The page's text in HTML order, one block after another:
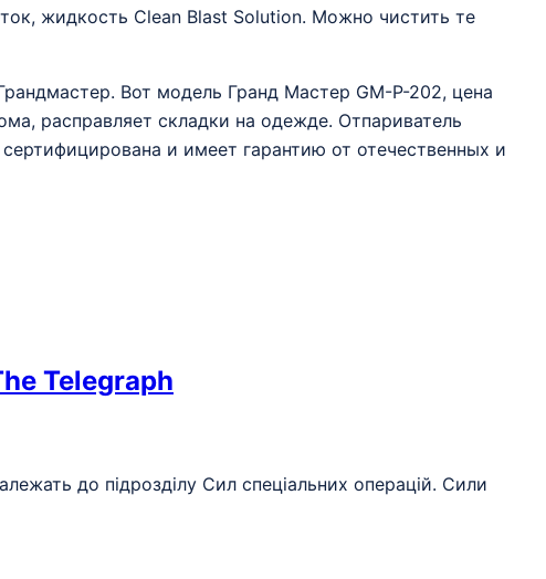
жидкость Clean Blast Solution. Можно чистить те
Вот модель Гранд Мастер GM-P-202, цена
расправляет складки на одежде. Отпариватель
и имеет гарантию от отечественных и
Telegraph
до підрозділу Сил спеціальних операцій. Сили